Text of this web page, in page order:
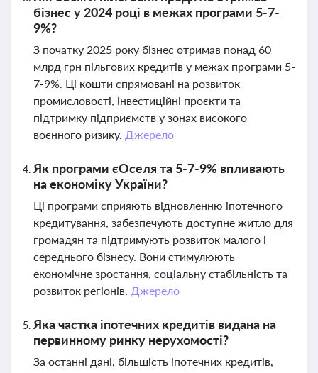
бізнес у 2024 році в межах програми 5-7-
9%?
З початку 2025 року бізнес отримав понад 60
млрд грн пільгових кредитів у межах програми 5-
7-9%. Ці кошти спрямовані на розвиток
промисловості, інвестиційні проєкти та
підтримку підприємств у зонах високого
воєнного ризику. Джерело
Як програми єОселя та 5-7-9% впливають
на економіку України?
Ці програми сприяють відновленню іпотечного
кредитування, забезпечують доступне житло для
громадян та підтримують розвиток малого і
середнього бізнесу. Вони стимулюють
економічне зростання, соціальну стабільність та
розвиток регіонів. Джерело
Яка частка іпотечних кредитів видана на
первинному ринку нерухомості?
За останні дані, більшість іпотечних кредитів,